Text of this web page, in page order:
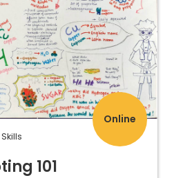
Online
101